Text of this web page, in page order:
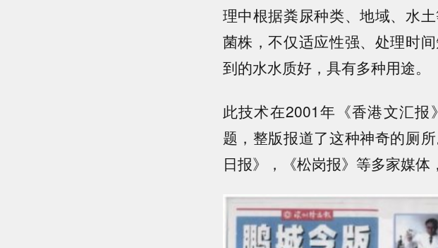
理中根据粪尿种类、地域、水
菌株，不仅适应性强、处理时
到的水水质好，具有多种用途。
此技术在2001年《香港文汇报
题，整版报道了这种神奇的厕
日报》，《松岗报》等多家媒体